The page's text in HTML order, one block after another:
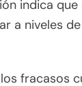
y la
de